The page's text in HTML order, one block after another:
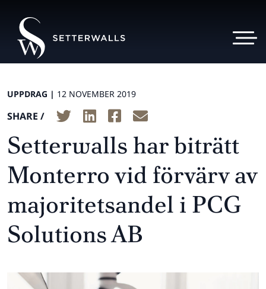
UPPDRAG | 12 NOVEMBER 2019
SHARE /
Setterwalls har biträtt
Monterro vid förvärv av
majoritetsandel i PCG
Solutions AB